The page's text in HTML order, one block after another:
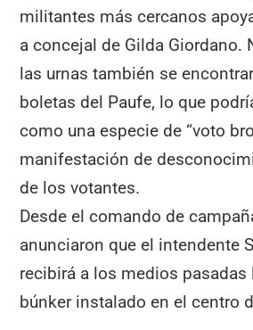
militantes más cercanos
a concejal de Gilda Giordano.
las urnas también se
boletas del Paufe, lo que
como una especie de “voto
manifestación de
de los votantes.
Desde el comando de
anunciaron que el intendente
recibirá a los medios pasadas
búnker instalado en el centro